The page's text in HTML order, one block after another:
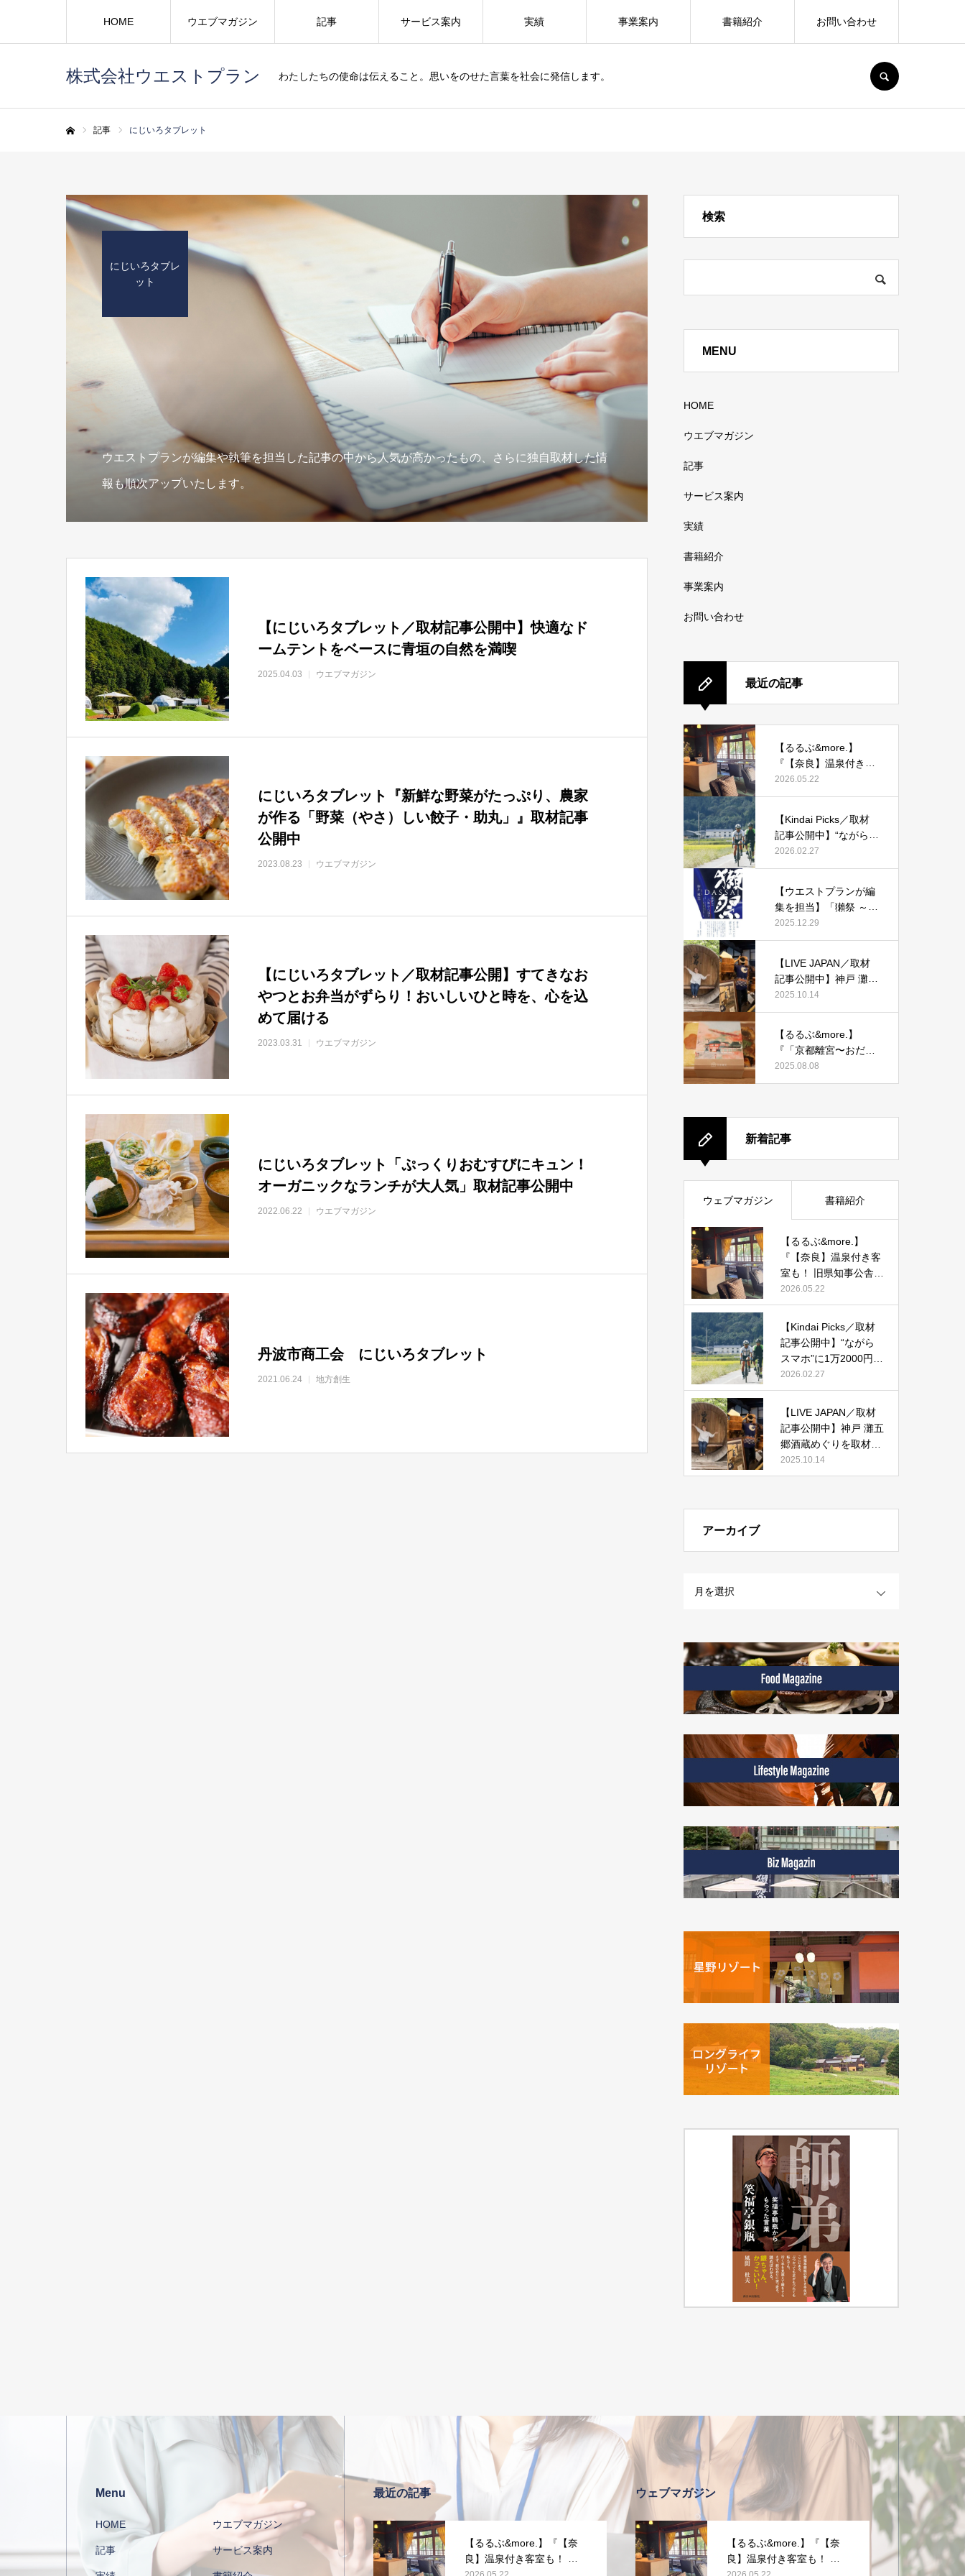
株式会社ウエストプラン わたしたちの使命は伝えること。思いをのせた言葉を社会に発信します。
HOME ウエブマガジン 記事 サービス案内 実績 事業案内 書籍紹介 お問い合わせ
記事 にじいろタブレット
にじいろタブレ
ット
ウエストプランが編集や執筆を担当した記事の中から人気が高かったもの、さらに独自取材した情
報も順次アップいたします。
【にじいろタブレット／取材記事公開中】快適なド
ームテントをベースに青垣の自然を満喫
2025.04.03 ウエブマガジン
にじいろタブレット『新鮮な野菜がたっぷり、農家
が作る「野菜（やさ）しい餃子・助丸」』取材記事
公開中
2023.08.23 ウエブマガジン
【にじいろタブレット／取材記事公開】すてきなお
やつとお弁当がずらり！おいしいひと時を、心を込
めて届ける
2023.03.31 ウエブマガジン
にじいろタブレット「ぷっくりおむすびにキュン！
オーガニックなランチが大人気」取材記事公開中
2022.06.22 ウエブマガジン
丹波市商工会 にじいろタブレット
2021.06.24 地方創生
検索
MENU
HOME
ウエブマガジン
記事
サービス案内
実績
書籍紹介
事業案内
お問い合わせ
最近の記事
【るるぶ&more.】
『【奈良】温泉付き客
室も！ 旧県知事公舎を
改装した宿「紫翠 ラグ
ンホテル 奈良」で贅沢
ステイ』
2026.05.22
【Kindai Picks／取材
記事公開中】“ながらス
マホ”に1万2000円！20
26年4月からルール化
切符」とは？
2026.02.27
【ウエストプランが編
集を担当】「獺祭 ～経
営は八転び八起き～」
発刊！
2025.12.29
【LIVE JAPAN／取材
記事公開中】神戸 灘五
郷酒蔵めぐりを取材執
筆しました。
2025.10.14
【るるぶ&more.】
『「京都離宮〜おだし
とだしまき〜」京都駅
店がオープン！ だしま
中
2025.08.08
新着記事
ウェブマガジン 書籍紹介
【るるぶ&more.】
『【奈良】温泉付き客
室も！ 旧県知事公舎を
改装した宿「紫翠 ラグ
ジュアリーコレクショ
ンホテル 奈良」で贅沢
ステイ』
2026.05.22
【Kindai Picks／取材
記事公開中】“ながら
スマホ”に1万2000円！
2026年4月からルール
化される、自転車の
「青切符」とは？
2026.02.27
【LIVE JAPAN／取材
記事公開中】神戸 灘五
郷酒蔵めぐりを取材執
筆しました。
2025.10.14
アーカイブ
Menu
HOME ウエブマガジン
記事 サービス案内
最近の記事
【るるぶ&more.】『【奈
良】温泉付き客室も！ 旧
2026.05.22
ウェブマガジン
【るるぶ&more.】『【奈
良】温泉付き客室も！ 旧
2026.05.22